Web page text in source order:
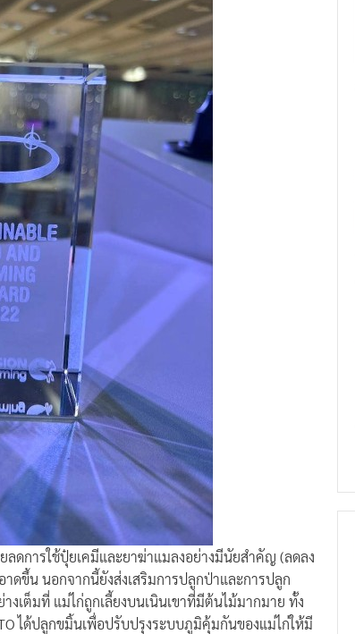
ลดการใช้ปุ๋ยเคมีและยาฆ่าแมลงอย่างมีนัยสำคัญ (ลดลง
ดขึ้น นอกจากนี้ยังส่งเสริมการปลูกป่าและการปลูก
เต็มที่ แม่ไก่ถูกเลี้ยงบนเนินเขาที่มีต้นไม้มากมาย ทั้ง
ได้ปลูกขมิ้นเพื่อปรับปรุงระบบภูมิคุ้มกันของแม่ไก่ให้มี